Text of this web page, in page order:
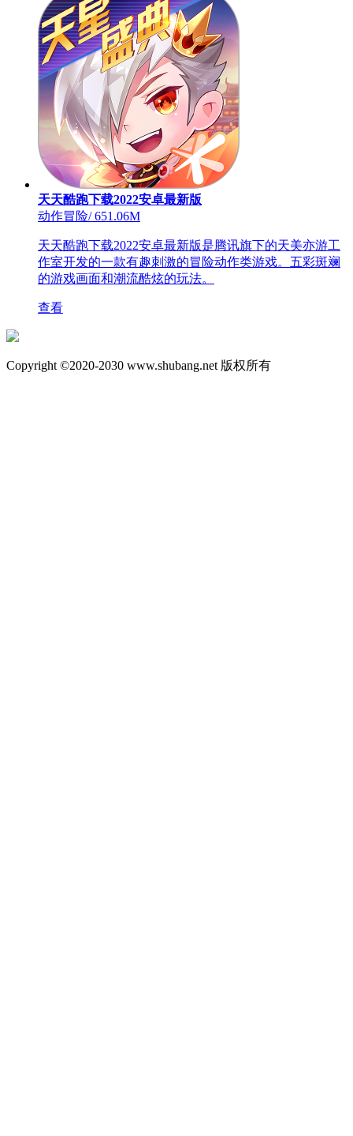
天天酷跑下载2022安卓最新版
动作冒险/651.06M
天天酷跑下载2022安卓最新版是腾讯旗下的天美亦游工
作室开发的一款有趣刺激的冒险动作类游戏。五彩斑斓
的游戏画面和潮流酷炫的玩法。
查看
Copyright ©2020-2030 www.shubang.net 版权所有